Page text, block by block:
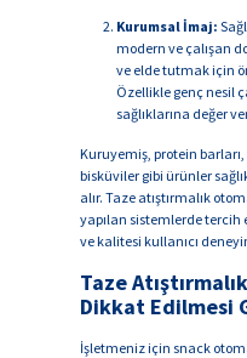
Kurumsal İmaj:
modern ve çalışan
ve elde tutmak için
Özellikle genç nesil
sağlıklarına değer
Kuruyemiş, protein
bisküviler gibi ürünler
alır. Taze atıştırmalık
yapılan sistemlerde
ve kalitesi kullanıcı
Taze
Dikkat Edilmesi
İşletmeniz için snack